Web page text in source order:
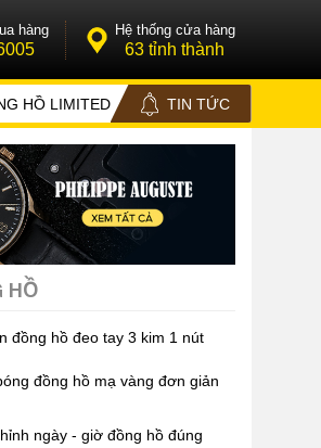
hàng Hệ thống cửa hàng
63 tỉnh thành
HỒ LIMITED TIN TỨC
HỒ
đồng hồ đeo tay 3 kim 1 nút
đồng hồ mạ vàng đơn giản
ngày - giờ đồng hồ đúng